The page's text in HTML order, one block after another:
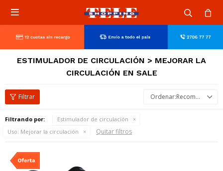

ESTIMULADOR DE CIRCULACIÓN > MEJORAR LA
CIRCULACIÓN EN SALE
Recomendados
Filtrando por:
Estimulador de circulación
Uso: Mejorar la circulación Quitar filtros